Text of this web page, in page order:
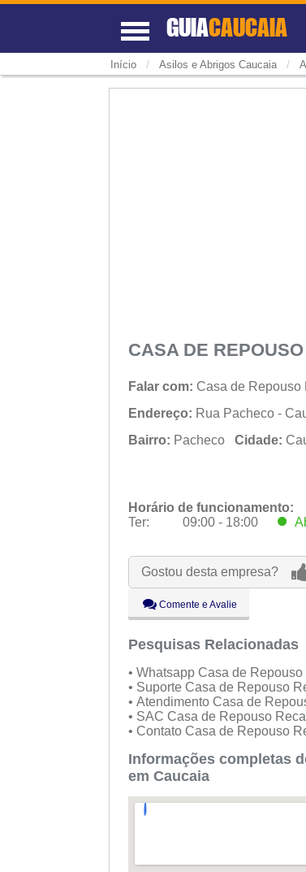
GUIACAUCAIA
Início / Asilos e Abrigos Caucaia /
CASA DE
Falar com: Casa de
Endereço: Rua Pacheco -
Bairro: Pacheco Cidade:
Horário de funcionamento:
Ter:
09:00 - 18:00
Ter:
09:00 - 18:00
Qua:
09:00 - 18:00
Qui:
09:00 - 18:00
Sáb:
Fechado
Dom:
Fechado
Gostou desta empresa?
Comente e Avalie
Pesquisas Relacionadas
• Whatsapp Casa de
• Suporte Casa de Repouso
• Atendimento Casa de
• SAC Casa de Repouso
• Contato Casa de Repouso
Informações completas
em Caucaia